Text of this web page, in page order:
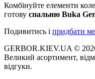
Комбінуйте елементи
готову спальню Buka
Подивитись і придбати
GERBOR.KIEV.UA ©
Великий асортимент,
відгуки.